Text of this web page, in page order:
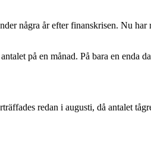
några år efter finanskrisen. Nu
på en månad. På bara en enda
redan i augusti, då antalet